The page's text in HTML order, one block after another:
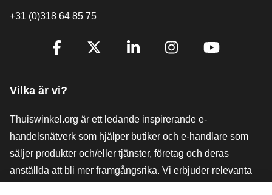
+31 (0)318 64 85 75
[_General:SocialMediaTitle]
Vilka är vi?
Thuiswinkel.org är ett ledande inspirerande e-
handelsnätverk som hjälper butiker och e-handlare som
säljer produkter och/eller tjänster, företag och deras
anställda att bli mer framgångsrika. Vi erbjuder relevanta